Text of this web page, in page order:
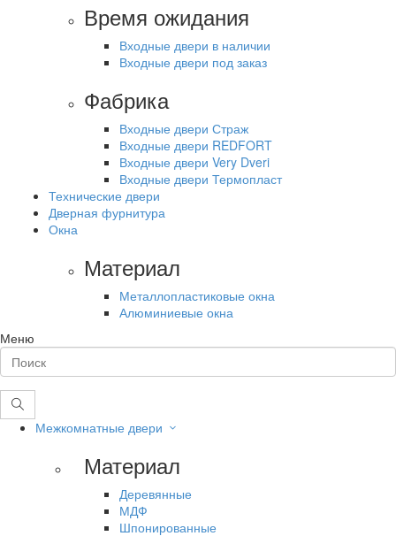
Время ожидания
Входные двери в наличии
Входные двери под заказ
Фабрика
Входные двери Страж
Входные двери REDFORT
Входные двери Very Dveri
Входные двери Термопласт
Технические двери
Дверная фурнитура
Окна
Материал
Металлопластиковые окна
Алюминиевые окна
Меню
Межкомнатные двери
Материал
Деревянные
МДФ
Шпонированные